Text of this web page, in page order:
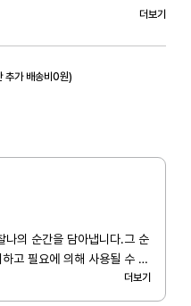
꽃잎을 하나하나 빚은 후 얹어 꽃
더보기
추가 배송비0원)
나의 순간을 담아냅니다.그 순
고 필요에 의해 사용될 수 있
로도 충분할 수 있지만, 작품
간 속에서의 추억이 누
더보기